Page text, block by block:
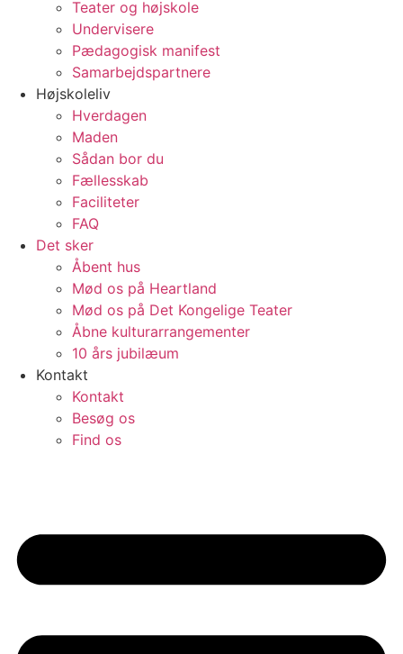
Teater og højskole
Undervisere
Pædagogisk manifest
Samarbejdspartnere
Højskoleliv
Hverdagen
Maden
Sådan bor du
Fællesskab
Faciliteter
FAQ
Det sker
Åbent hus
Mød os på Heartland
Mød os på Det Kongelige Teater
Åbne kulturarrangementer
10 års jubilæum
Kontakt
Kontakt
Besøg os
Find os